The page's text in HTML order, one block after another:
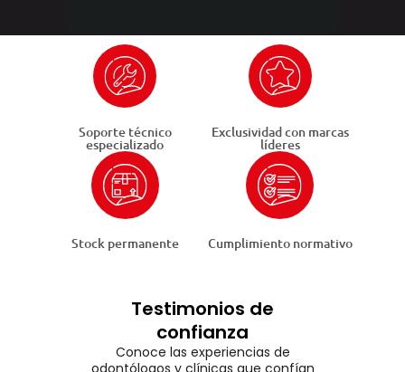
Soporte técnico
especializado
Exclusividad con marcas
líderes
Stock permanente Cumplimiento normativo
Testimonios de
confianza
Conoce las experiencias de